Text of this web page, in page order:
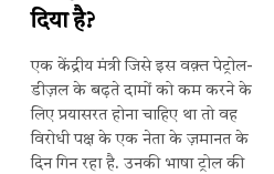
दिया है?
एक केंद्रीय मंत्री जिसे इस वक़्त पेट्रोल-
डीज़ल के बढ़ते दामों को कम करने के
लिए प्रयासरत होना चाहिए था तो वह
विरोधी पक्ष के एक नेता के ज़मानत के
दिन गिन रहा है. उनकी भाषा ट्रोल की